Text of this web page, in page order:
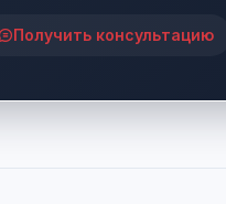
Получить консультацию